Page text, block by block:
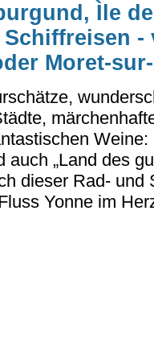
Ìle
-
Moret-
auch „Land des
dieser Rad- und
Yonne im